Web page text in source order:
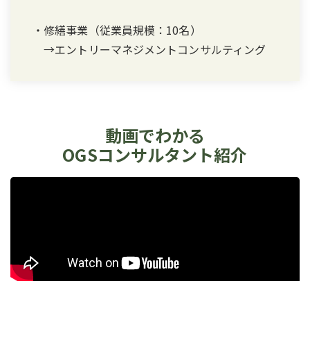
・修繕事業（従業員規模：10名）
→エントリーマネジメントコンサルティング
動画でわかる
OGSコンサルタント紹介